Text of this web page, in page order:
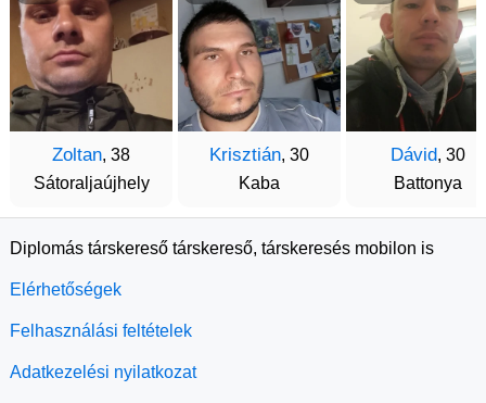
Zoltan, 38
Sátoraljaújhely
Krisztián, 30
Kaba
Dávid, 30
Battonya
Diplomás társkereső társkereső, társkeresés mobilon is
Elérhetőségek
Felhasználási feltételek
Adatkezelési nyilatkozat